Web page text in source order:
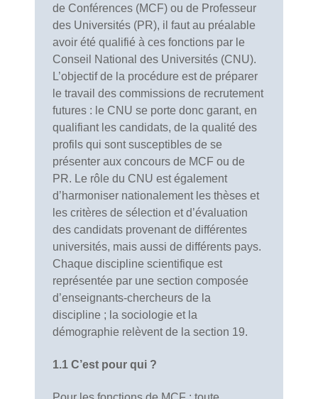
de Conférences (MCF) ou de Professeur
des Universités (PR), il faut au préalable
avoir été qualifié à ces fonctions par le
Conseil National des Universités (CNU).
L’objectif de la procédure est de préparer
le travail des commissions de recrutement
futures : le CNU se porte donc garant, en
qualifiant les candidats, de la qualité des
profils qui sont susceptibles de se
présenter aux concours de MCF ou de
PR. Le rôle du CNU est également
d’harmoniser nationalement les thèses et
les critères de sélection et d’évaluation
des candidats provenant de différentes
universités, mais aussi de différents pays.
Chaque discipline scientifique est
représentée par une section composée
d’enseignants-chercheurs de la
discipline ; la sociologie et la
démographie relèvent de la section 19.
1.1 C’est pour qui ?